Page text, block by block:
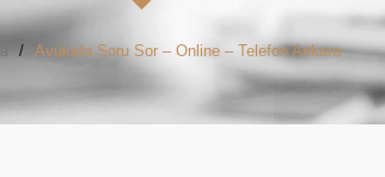
Avukata Soru Sor – Online – Telefon Ankara